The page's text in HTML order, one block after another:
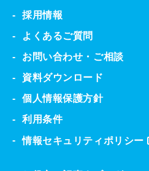
採用情報
よくあるご質問
お問い合わせ・ご相談
資料ダウンロード
個人情報保護方針
利用条件
情報セキュリティポリシー